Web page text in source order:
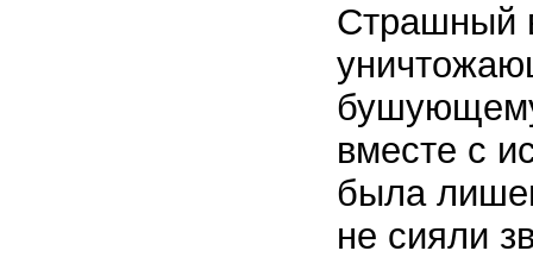
Страшный
вместе с
была
не сияли